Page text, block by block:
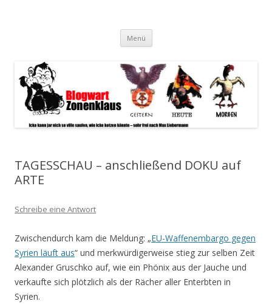
spiegeln im wesentlichen den Gesundheitszustand dieser unserer
Menü Zum
springen
TAGESSCHAU – anschließend DOKU auf
ARTE
Schreibe eine Antwort
Zwischendurch kam die Meldung: „EU-Waffenembargo gegen
Syrien läuft aus“ und merkwürdigerweise stieg zur selben Zeit
Alexander Gruschko auf, wie ein Phönix aus der Jauche und
verkaufte sich plötzlich als der Rächer aller Enterbten in
Syrien.